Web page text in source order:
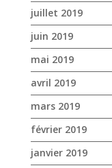
juillet 2019
juin 2019
mai 2019
avril 2019
mars 2019
février 2019
janvier 2019